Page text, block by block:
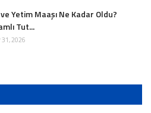
Yetim Maaşı Ne Kadar Oldu?
Tut...
31, 2026